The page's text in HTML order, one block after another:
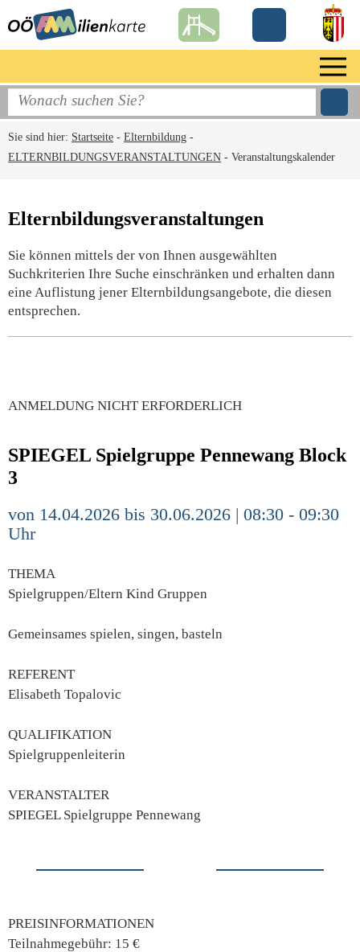
Sie sind hier: Startseite - Elternbildung -
ELTERNBILDUNGSVERANSTALTUNGEN - Veranstaltungskalender
Elternbildungsveranstaltungen
Sie können mittels der von Ihnen ausgewählten
Suchkriterien Ihre Suche einschränken und erhalten dann
eine Auflistung jener Elternbildungsangebote, die diesen
entsprechen.
ANMELDUNG NICHT ERFORDERLICH
SPIEGEL Spielgruppe Pennewang Block
3
von 14.04.2026 bis 30.06.2026 | 08:30 - 09:30
Uhr
THEMA
Spielgruppen/Eltern Kind Gruppen
Gemeinsames spielen, singen, basteln
REFERENT
Elisabeth Topalovic
QUALIFIKATION
Spielgruppenleiterin
VERANSTALTER
SPIEGEL Spielgruppe Pennewang
PREISINFORMATIONEN
Teilnahmegebühr: 15 €